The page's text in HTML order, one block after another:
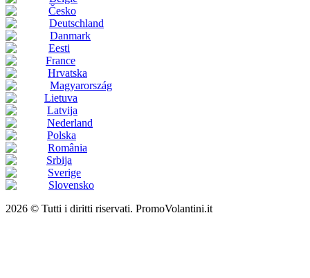
Česko
Deutschland
Danmark
Eesti
France
Hrvatska
Magyarország
Lietuva
Latvija
Nederland
Polska
România
Srbija
Sverige
Slovensko
2026 © Tutti i diritti riservati. PromoVolantini.it